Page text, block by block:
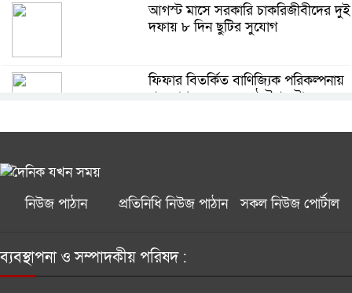
সরকার: মৎস্যমন্ত্রী
আগস্ট মাসে সরকারি চাকরিজীবীদের দুই
দফায় ৮ দিন ছুটির সুযোগ
ফিফার বিতর্কিত বাণিজ্যিক পরিকল্পনায়
পদত্যাগ করলেন জ্যেষ্ঠ উপদেষ্টা
নিউজ পাঠান প্রতিনিধি নিউজ পাঠান সকল নিউজ পোর্টাল
ব্যবস্থাপনা ও সম্পাদকীয় পরিষদ :